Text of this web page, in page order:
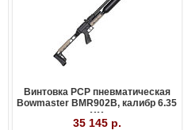
Винтовка PCP пневматическая
Bowmaster BMR902B, калибр 6.35
мм
35 145 р.